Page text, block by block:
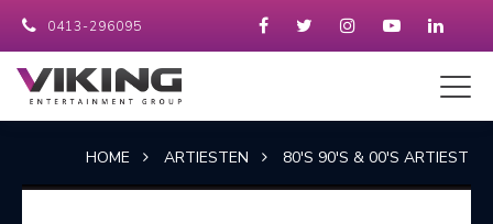
0413-296095
HOME ARTIESTEN 80'S 90'S & 00'S ARTIEST